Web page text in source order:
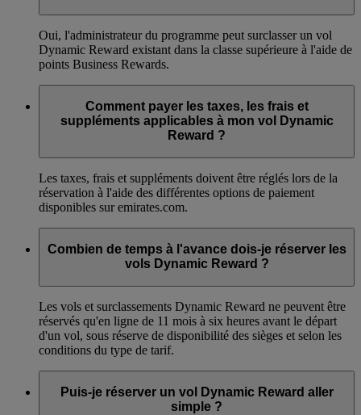
Oui, l'administrateur du programme peut surclasser un vol
Dynamic Reward existant dans la classe supérieure à l'aide de
points Business Rewards.
Comment payer les taxes, les frais et
suppléments applicables à mon vol Dynamic
Reward ?
Les taxes, frais et suppléments doivent être réglés lors de la
réservation à l'aide des différentes options de paiement
disponibles sur emirates.com.
Combien de temps à l'avance dois-je réserver les
vols Dynamic Reward ?
Les vols et surclassements Dynamic Reward ne peuvent être
réservés qu'en ligne de 11 mois à six heures avant le départ
d'un vol, sous réserve de disponibilité des sièges et selon les
conditions du type de tarif.
Puis-je réserver un vol Dynamic Reward aller
simple ?